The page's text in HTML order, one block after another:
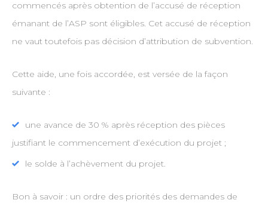
commencés après obtention de l’accusé de réception
émanant de l’ASP sont éligibles. Cet accusé de réception
ne vaut toutefois pas décision d’attribution de subvention.
Cette aide, une fois accordée, est versée de la façon
suivante :
une avance de 30 % après réception des pièces
justifiant le commencement d’exécution du projet ;
le solde à l’achèvement du projet.
Bon à savoir : un ordre des priorités des demandes de